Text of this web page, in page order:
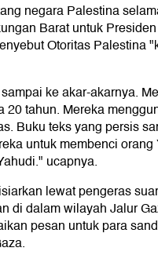
negara Palestina
Barat untuk
Otoritas Palestina
ke akar-akarnya.
20 tahun. Mereka
Buku teks yang persis
untuk membenci orang
ucapnya.
lewat pengeras
di dalam wilayah Jalur
pesan untuk para